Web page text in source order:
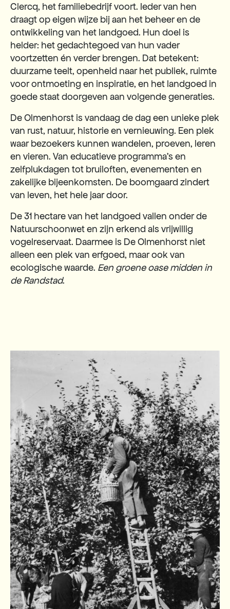
Clercq, het familiebedrijf voort. Ieder van hen
draagt op eigen wijze bij aan het beheer en de
ontwikkeling van het landgoed. Hun doel is
helder: het gedachtegoed van hun vader
voortzetten én verder brengen. Dat betekent:
duurzame teelt, openheid naar het publiek, ruimte
voor ontmoeting en inspiratie, en het landgoed in
goede staat doorgeven aan volgende generaties.
De Olmenhorst is vandaag de dag een unieke plek
van rust, natuur, historie en vernieuwing. Een plek
waar bezoekers kunnen wandelen, proeven, leren
en vieren. Van educatieve programma’s en
zelfplukdagen tot bruiloften, evenementen en
zakelijke bijeenkomsten. De boomgaard zindert
van leven, het hele jaar door.
De 31 hectare van het landgoed vallen onder de
Natuurschoonwet en zijn erkend als vrijwillig
vogelreservaat. Daarmee is De Olmenhorst niet
alleen een plek van erfgoed, maar ook van
ecologische waarde. Een groene oase midden in
de Randstad.